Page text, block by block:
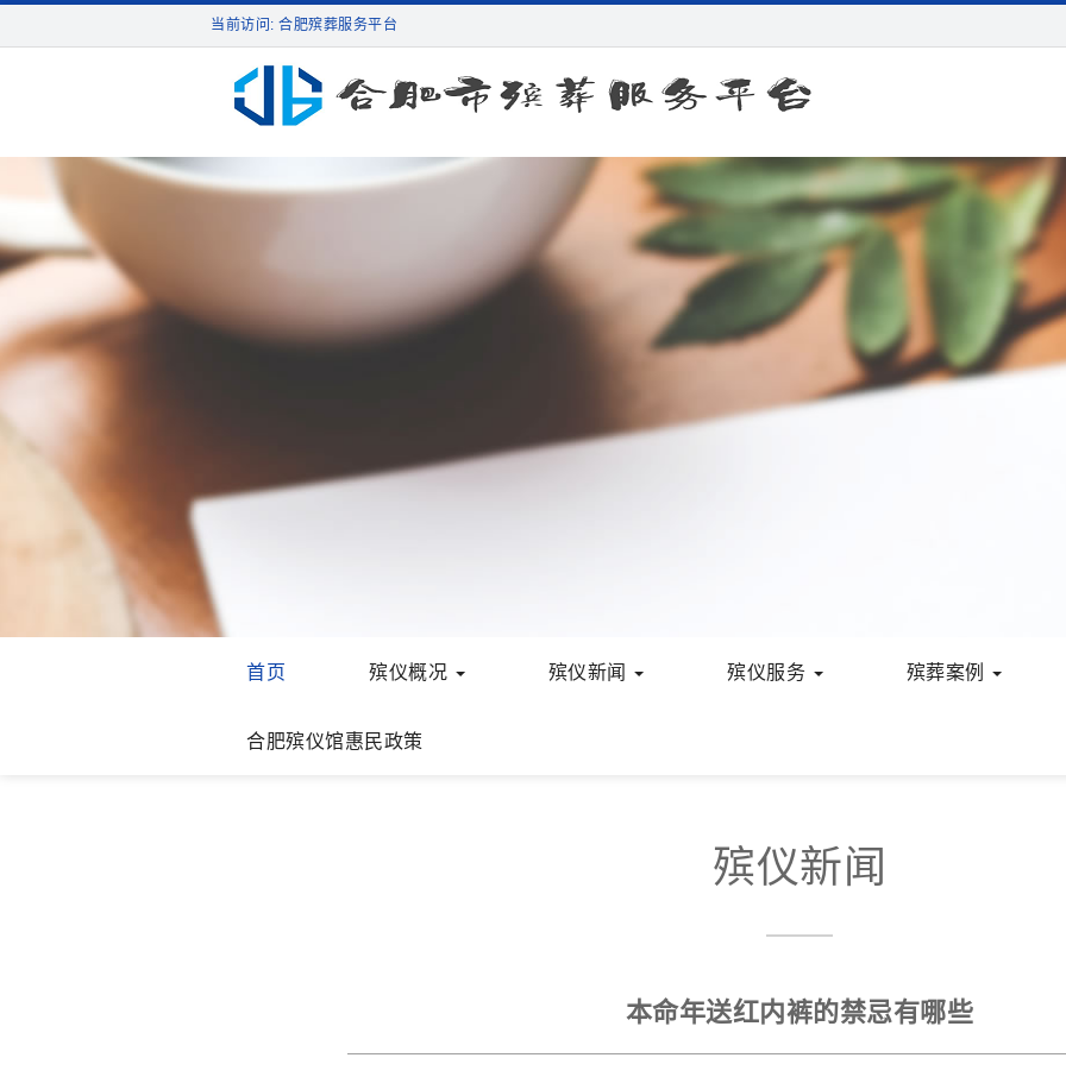
当前访问: 合肥殡葬服务平台
首页 殡仪概况 殡仪新闻 殡仪服务 殡葬案例
合肥殡仪馆惠民政策
殡仪新闻
本命年送红内裤的禁忌有哪些